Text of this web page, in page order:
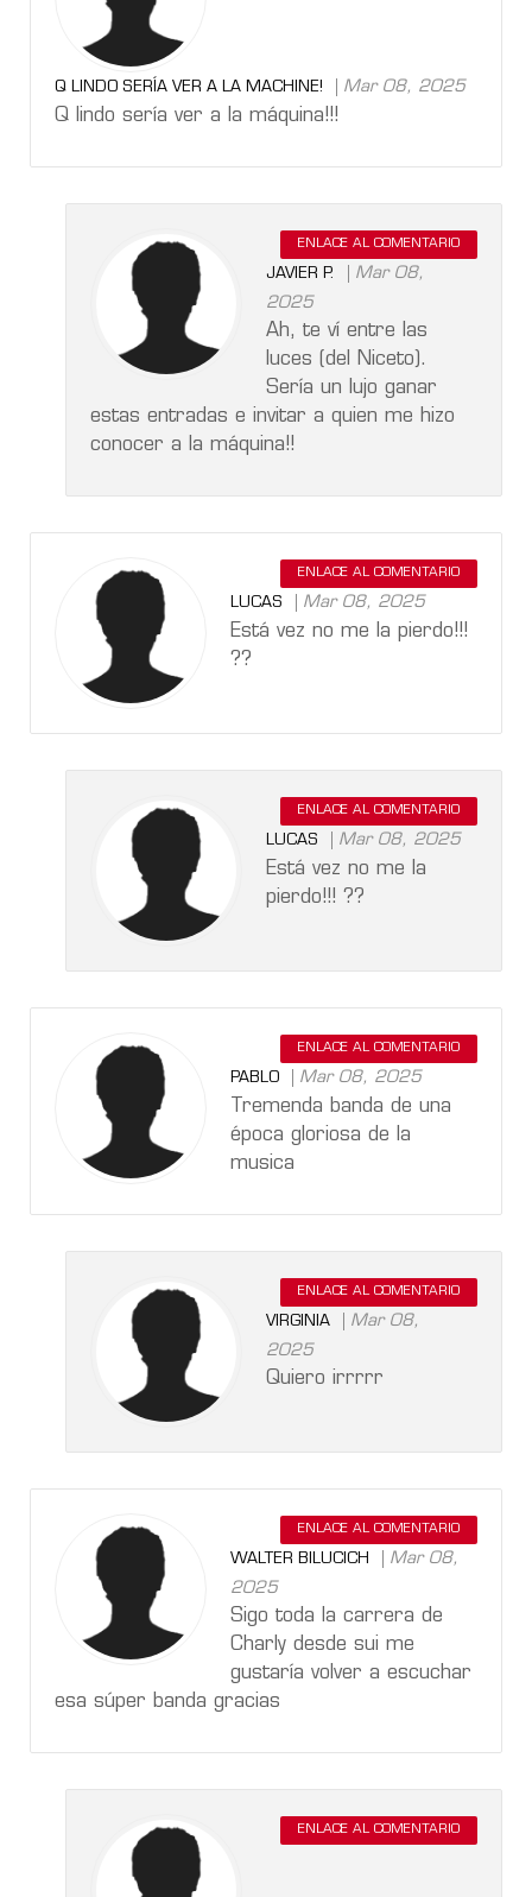
Q LINDO SERÍA VER A LA MACHINE! Mar 08, 2025
Q lindo sería ver a la máquina!!!
ENLACE AL COMENTARIO
JAVIER P.
Mar 08,
2025
Ah, te ví entre las
luces (del Niceto).
Sería un lujo ganar
estas entradas e invitar a quien me hizo
conocer a la máquina!!
ENLACE AL COMENTARIO
LUCAS Mar 08, 2025
Está vez no me la pierdo!!!
??
ENLACE AL COMENTARIO
LUCAS Mar 08, 2025
Está vez no me la
pierdo!!! ??
ENLACE AL COMENTARIO
PABLO Mar 08, 2025
Tremenda banda de una
época gloriosa de la
musica
ENLACE AL COMENTARIO
VIRGINIA
Mar 08,
2025
Quiero irrrrr
ENLACE AL COMENTARIO
WALTER BILUCICH
Mar 08,
2025
Sigo toda la carrera de
Charly desde sui me
gustaría volver a escuchar
esa súper banda gracias
ENLACE AL COMENTARIO